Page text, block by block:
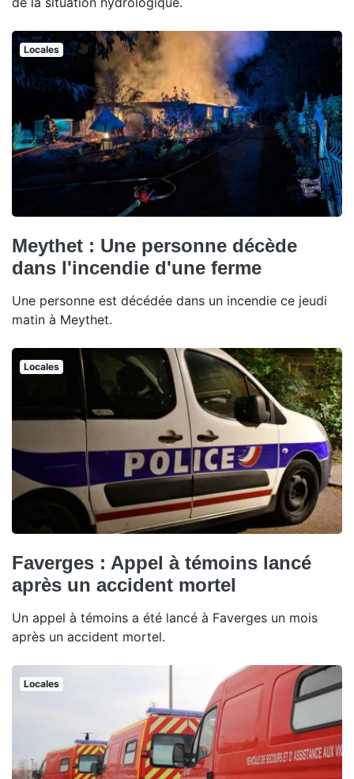
Locales
Meythet : Une personne décède
dans l'incendie d'une ferme
Une personne est décédée dans un incendie ce jeudi
matin à Meythet.
Locales
Faverges : Appel à témoins lancé
après un accident mortel
Un appel à témoins a été lancé à Faverges un mois
après un accident mortel.
Locales